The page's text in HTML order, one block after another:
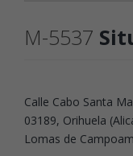
M-5537
Calle Cabo Santa
03189, Orihuela
Lomas de